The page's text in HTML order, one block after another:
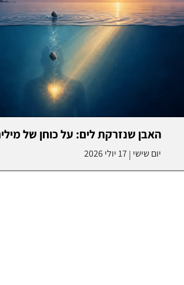
האבן שנזרקת לים: על כוחן של
יום שישי |17 יולי 2026